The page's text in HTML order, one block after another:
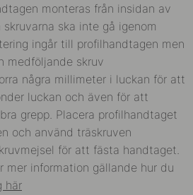
monteras från insidan av
ska inte gå igenom
ingår till profilhandtagen men
medföljande skruv
några millimeter i luckan för att
luckan och även för att
grepp. Placera profilhandtaget
och använd träskruven
för att fästa handtaget.
mer information gällande hur du
här